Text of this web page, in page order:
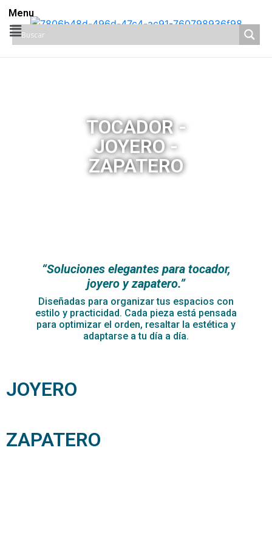
Menu
TOCADOR -
JOYERO -
ZAPATERO
“Soluciones elegantes para tocador,
joyero y zapatero.”
Diseñadas para organizar tus espacios con
estilo y practicidad. Cada pieza está pensada
para optimizar el orden, resaltar la estética y
adaptarse a tu día a día.
JOYERO
ZAPATERO